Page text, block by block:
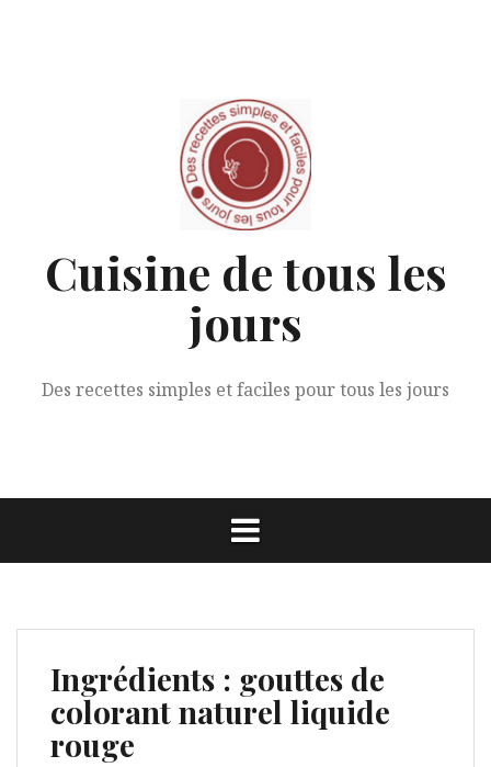
Cuisine de tous les
jours
Des recettes simples et faciles pour tous les jours
Ingrédients : gouttes de
colorant naturel liquide
rouge